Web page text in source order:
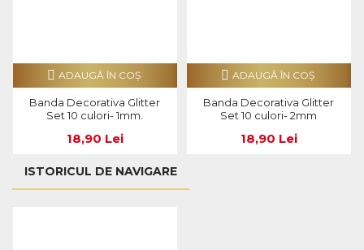
Banda Decorativa Glitter
Set 10 culori- 1mm.
18,90 Lei
ADAUGĂ ÎN COŞ
Banda Decorativa Glitter
Set 10 culori- 2mm
18,90 Lei
ADAUGĂ ÎN COŞ
ISTORICUL DE NAVIGARE